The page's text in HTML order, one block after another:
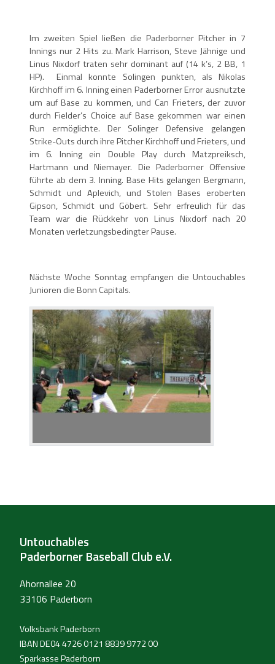
Im zweiten Spiel ließen die Paderborner Pitcher in 7
Innings nur 2 Hits zu. Mark Harrison, Steve Jähnige und
Linus Nixdorf traten sehr dominant auf (14 k’s, 2 BB, 1
HP). Einmal konnte Solingen punkten, als Nikolas
Kirchhoff im 6. Inning einen Paderborner Error ausnutzte
um auf Base zu kommen, und Can Frieters, der zuvor
durch Fielder’s Choice auf Base gekommen war einen
Run ermöglichte. Der Solinger Defensive gelangen
Strike-Outs durch ihre Pitcher Kirchhoff und Frieters, und
im 6. Inning ein Double Play durch Matzpreiksch,
Hartmann und Niemayer. Die Paderborner Offensive
führte ab dem 3. Inning. Base Hits gelangen Bergmann,
Schmidt und Aplevich, und Stolen Bases eroberten
Gipson, Schmidt und Göbert. Sehr erfreulich für das
Team war die Rückkehr von Linus Nixdorf nach 20
Monaten verletzungsbedingter Pause.
Nächste Woche Sonntag empfangen die Untouchables
Junioren die Bonn Capitals.
Untouchables
Paderborner Baseball Club e.V.
Ahornallee 20
33106 Paderborn
Volksbank Paderborn
IBAN DE04 4726 0121 8839 9772 00
Sparkasse Paderborn